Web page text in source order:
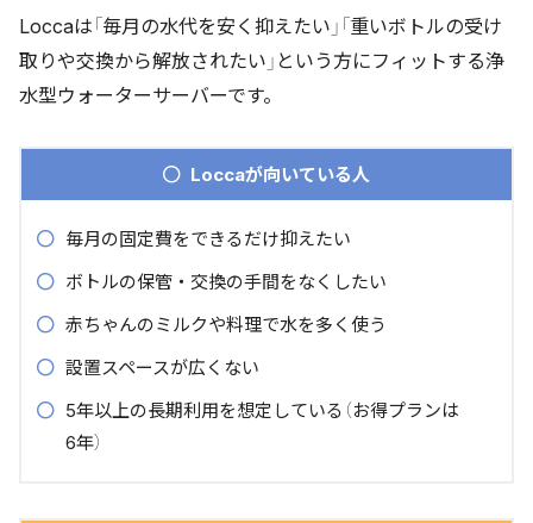
SNS上の良い口コミ
SNS上の悪い口コミ・注意点
口コミ分析まとめ
Loccaの4つのメリット
Loccaの3つのデメリット
litta（リッタ）｜月額2,380円〜の卓上モデル
Slim-RⅡ（スリムアールツー）｜バランス重視のスタンダ
Locca Smart（ロッカスマート）｜全部入りの上位モデル
Loccaと他社の浄水型ウォーターサーバーを比較
卓上型サーバーの比較
床置き型サーバーの比較
Loccaは「毎月の水代を安く抑えたい」「重いボトルの受け
取りや交換から解放されたい」という方にフィットする浄
水型ウォーターサーバーです。
Loccaが向いている人
毎月の固定費をできるだけ抑えたい
ボトルの保管・交換の手間をなくしたい
赤ちゃんのミルクや料理で水を多く使う
設置スペースが広くない
5年以上の長期利用を想定している（お得プランは
6年）